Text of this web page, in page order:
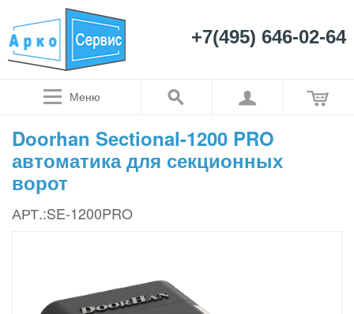
+7(495) 646-02-64
Меню
Doorhan Sectional-1200 PRO
автоматика для секционных
ворот
АРТ.:SE-1200PRO